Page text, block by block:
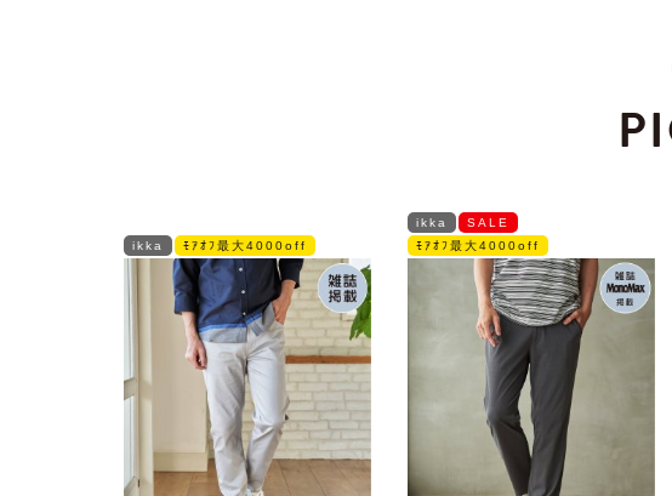
ikka ﾓｱｵﾌ最大4000off
ikka
SALE
ﾓｱｵﾌ最大4000off